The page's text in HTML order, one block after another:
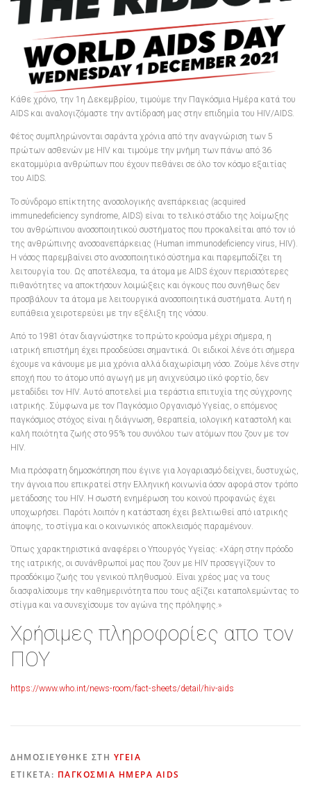
Κάθε χρόνο, την 1η Δεκεμβρίου, τιμούμε την Παγκόσμια Ημέρα κατά του
AIDS και αναλογιζόμαστε την αντίδρασή μας στην επιδημία του HIV/AIDS.
Φέτος συμπληρώνονται σαράντα χρόνια από την αναγνώριση των 5
πρώτων ασθενών με HIV και τιμούμε την μνήμη των πάνω από 36
εκατομμύρια ανθρώπων που έχουν πεθάνει σε όλο τον κόσμο εξαιτίας
του AIDS.
Το σύνδρομο επίκτητης ανοσολογικής ανεπάρκειας (acquired
immunedeficiency syndrome‎, AIDS) είναι το τελικό στάδιο της λοίμωξης
του ανθρώπινου ανοσοποιητικού συστήματος που προκαλείται από τον ιό
της ανθρώπινης ανοσοανεπάρκειας (Human immunodeficiency virus, HIV).
Η νόσος παρεμβαίνει στο ανοσοποιητικό σύστημα και παρεμποδίζει τη
λειτουργία του. Ως αποτέλεσμα, τα άτομα με AIDS έχουν περισσότερες
πιθανότητες να αποκτήσουν λοιμώξεις και όγκους που συνήθως δεν
προσβάλουν τα άτομα με λειτουργικά ανοσοποιητικά συστήματα. Αυτή η
ευπάθεια χειροτερεύει με την εξέλιξη της νόσου.
Από το 1981 όταν διαγνώστηκε το πρώτο κρούσμα μέχρι σήμερα, η
ιατρική επιστήμη έχει προοδεύσει σημαντικά. Οι ειδικοί λένε ότι σήμερα
έχουμε να κάνουμε με μια χρόνια αλλά διαχωρίσιμη νόσο. Ζούμε λένε στην
εποχή που το άτομο υπό αγωγή με μη ανιχνεύσιμο ιϊκό φορτίο, δεν
μεταδίδει τον HIV. Αυτό αποτελεί μια τεράστια επιτυχία της σύγχρονης
ιατρικής. Σύμφωνα με τον Παγκόσμιο Οργανισμό Υγείας, ο επόμενος
παγκόσμιος στόχος είναι η διάγνωση, θεραπεία, ιολογική καταστολή και
καλή ποιότητα ζωής στο 95% του συνόλου των ατόμων που ζουν με τον
HIV.
Μια πρόσφατη δημοσκόπηση που έγινε για λογαριασμό δείχνει, δυστυχώς,
την άγνοια που επικρατεί στην Ελληνική κοινωνία όσον αφορά στον τρόπο
μετάδοσης του HIV. Η σωστή ενημέρωση του κοινού προφανώς έχει
υποχωρήσει. Παρότι λοιπόν η κατάσταση έχει βελτιωθεί από ιατρικής
άποψης, το στίγμα και ο κοινωνικός αποκλεισμός παραμένουν.
Όπως χαρακτηριστικά αναφέρει ο Υπουργός Υγείας: «Χάρη στην πρόοδο
της ιατρικής, οι συνάνθρωποί μας που ζουν με HIV προσεγγίζουν το
προσδόκιμο ζωής του γενικού πληθυσμού. Είναι χρέος μας να τους
διασφαλίσουμε την καθημερινότητα που τους αξίζει καταπολεμώντας το
στίγμα και να συνεχίσουμε τον αγώνα της πρόληψης.»
Χρήσιμες πληροφορίες απο τον
ΠΟΥ
https://www.who.int/news-room/fact-sheets/detail/hiv-aids
ΔΗΜΟΣΙΕΎΘΗΚΕ ΣΤΗ ΥΓΕΊΑ
ΕΤΙΚΈΤΑ: ΠΑΓΚΟΣΜΙΑ ΗΜΕΡΑ AIDS